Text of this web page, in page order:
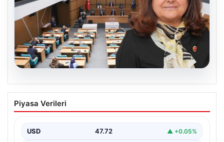
05.08.2026
Üsküdar Belediyesi’nde başkanvekili
Sibel Tan Çetinkaya oldu
Piyasa Verileri
USD 47.72 ▲ +0.05%